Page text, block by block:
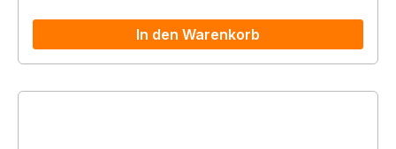
In den Warenkorb